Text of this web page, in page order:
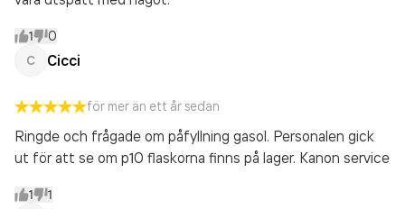
1 0
C Cicci
för mer än ett år sedan
Ringde och frågade om påfyllning gasol. Personalen gick
ut för att se om p10 flaskorna finns på lager. Kanon service
1 1